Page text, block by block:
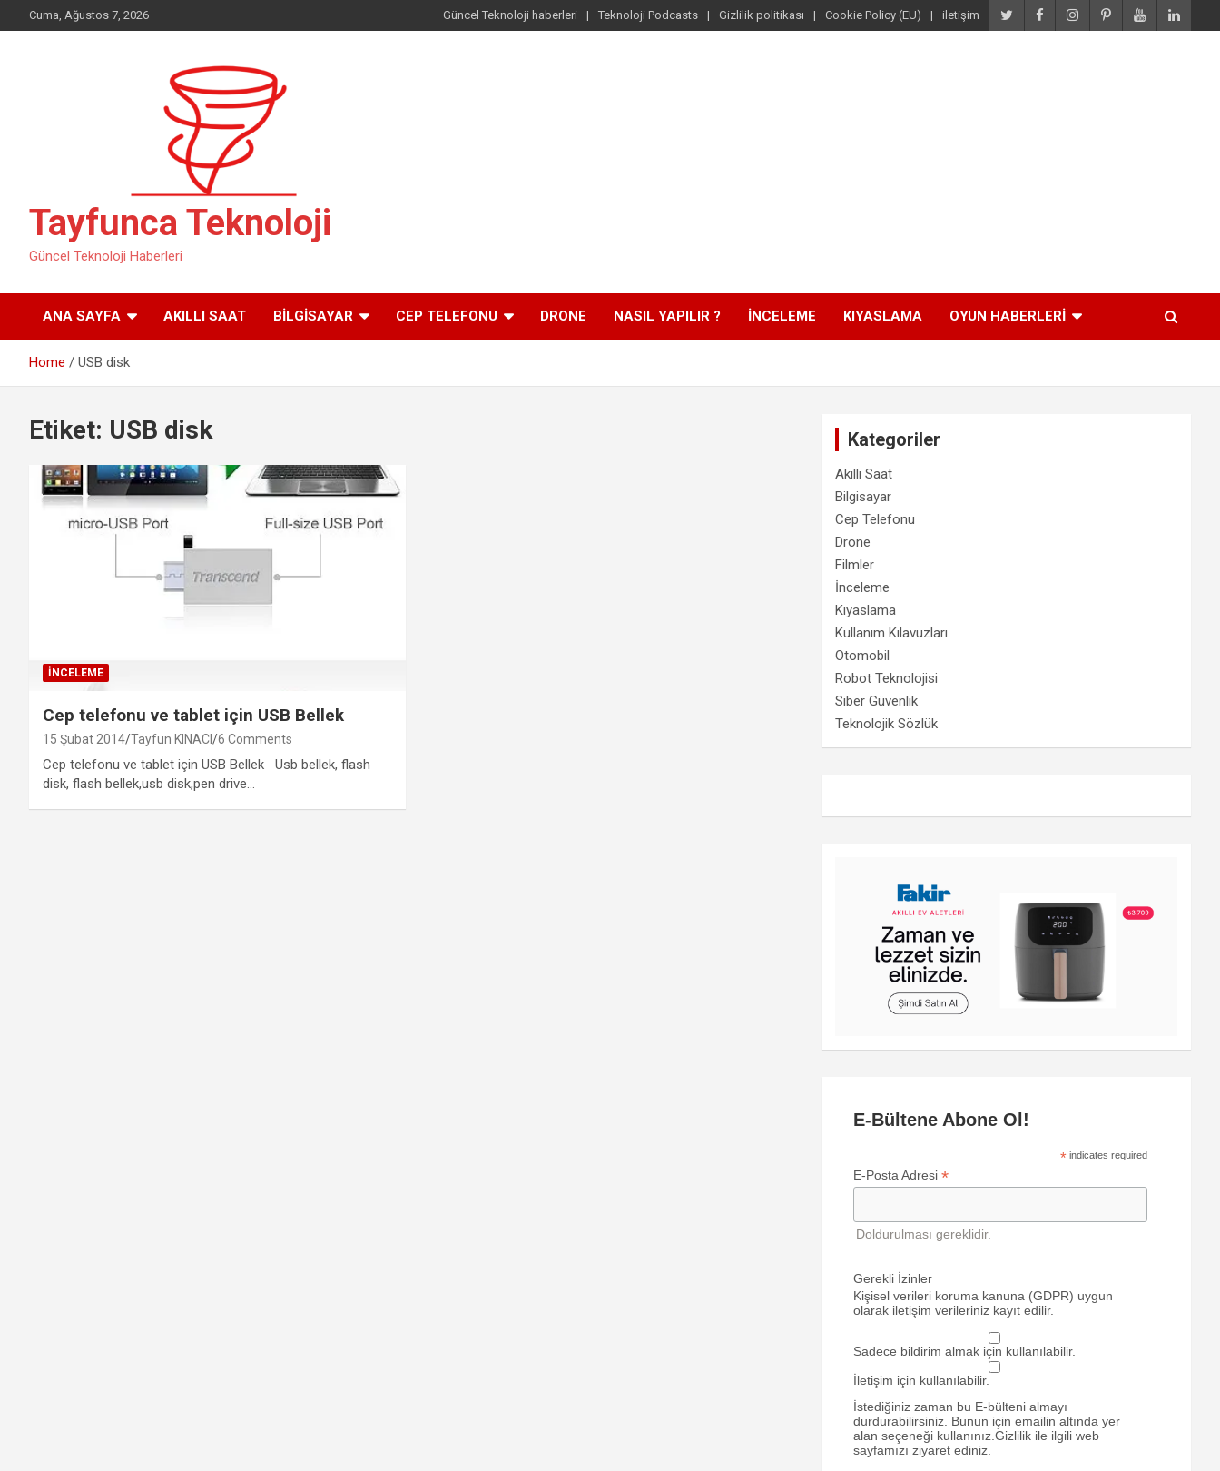
to
Cuma, Ağustos 7, 2026 Güncel Teknoloji haberleri Teknoloji Podcasts Gizlilik politikası Cookie Policy (EU) iletişim
Tayfunca Teknoloji
Güncel Teknoloji Haberleri
ANA SAYFA AKILLI SAAT BILGISAYAR CEP TELEFONU DRONE NASIL YAPILIR ? İNCELEME KIYASLAMA OYUN HABERLERI
Home USB disk
Etiket: USB disk
İNCELEME
Cep telefonu ve tablet için USB Bellek
15 Şubat 2014 Tayfun KINACI 6 Comments
Cep telefonu ve tablet için USB Bellek Usb bellek, flash
disk, flash bellek,usb disk,pen drive…
Kategoriler
Akıllı Saat
Bilgisayar
Cep Telefonu
Drone
Filmler
İnceleme
Kıyaslama
Kullanım Kılavuzları
Otomobil
Robot Teknolojisi
Siber Güvenlik
Teknolojik Sözlük
E-Bültene Abone Ol!
*indicates required
E-Posta Adresi*
Doldurulması gereklidir.
Gerekli İzinler
Kişisel verileri koruma kanuna (GDPR) uygun
olarak iletişim verileriniz kayıt edilir.
Sadece bildirim almak için kullanılabilir.
İletişim için kullanılabilir.
İstediğiniz zaman bu E-bülteni almayı
durdurabilirsiniz. Bunun için emailin altında yer
alan seçeneği kullanınız.Gizlilik ile ilgili web
sayfamızı ziyaret ediniz.